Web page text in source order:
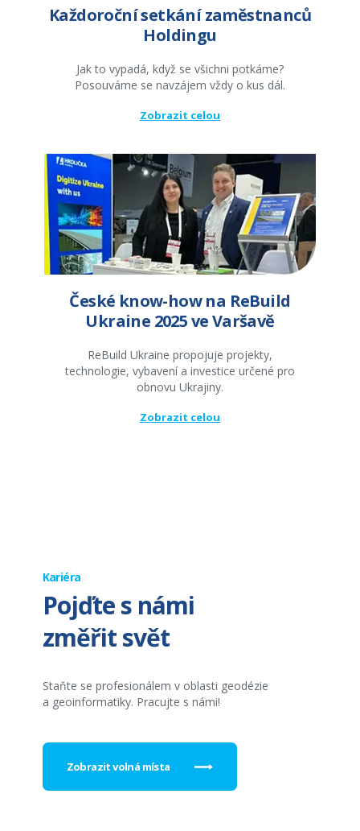
Každoroční setkání zaměstnanců
Holdingu
Jak to vypadá, když se všichni potkáme?
Posouváme se navzájem vždy o kus dál.
Zobrazit celou
České know-how na ReBuild
Ukraine 2025 ve Varšavě
ReBuild Ukraine propojuje projekty,
technologie, vybavení a investice určené pro
obnovu Ukrajiny.
Zobrazit celou
Kariéra
Pojďte s námi
změřit svět
Staňte se profesionálem v oblasti geodézie
a geoinformatiky. Pracujte s námi!
Zobrazit volná místa